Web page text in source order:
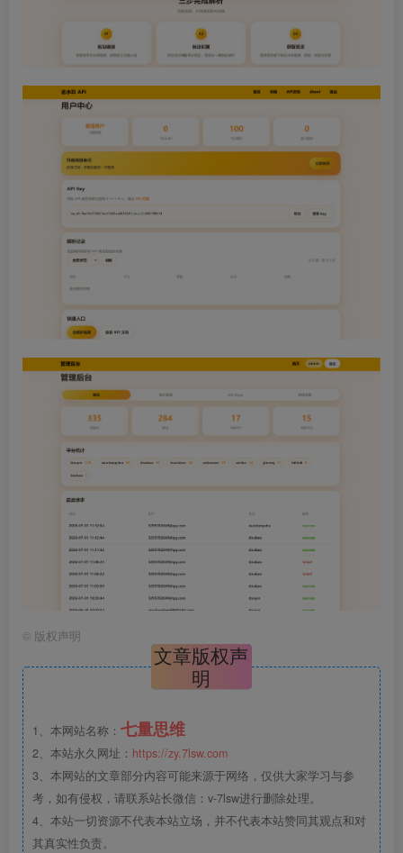
© 版权声明
文章版权声
明
1、本网站名称： 七量思维
2、本站永久网址： https://zy.7lsw.com
3、本网站的文章部分内容可能来源于网络，仅供大家学习与参
考，如有侵权，请联系站长微信：v-7lsw进行删除处理。
4、本站一切资源不代表本站立场，并不代表本站赞同其观点和对
其真实性负责。